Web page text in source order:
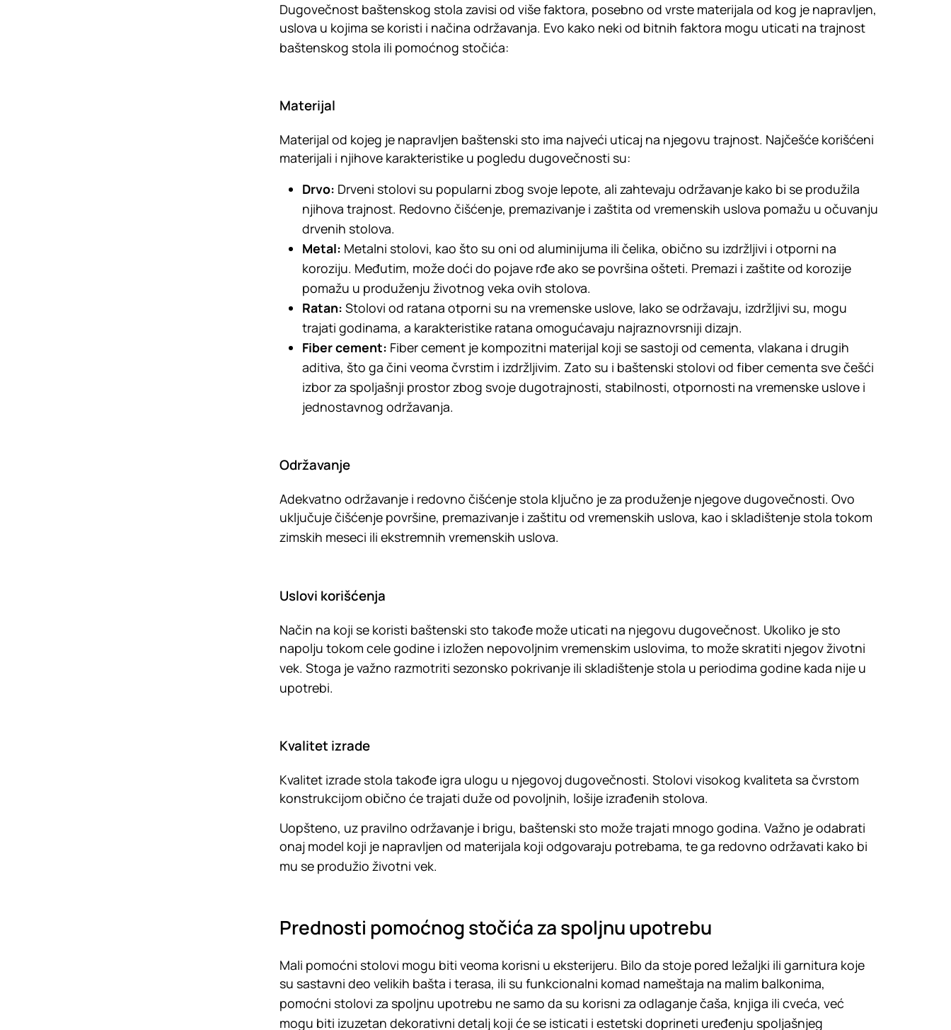
Dugovečnost baštenskog stola zavisi od više faktora, posebno od vrste materijala od kog je napravljen,
uslova u kojima se koristi i načina održavanja. Evo kako neki od bitnih faktora mogu uticati na trajnost
baštenskog stola ili pomoćnog stočića:
Materijal
Materijal od kojeg je napravljen baštenski sto ima najveći uticaj na njegovu trajnost. Najčešće korišćeni
materijali i njihove karakteristike u pogledu dugovečnosti su:
Drvo: Drveni stolovi su popularni zbog svoje lepote, ali zahtevaju održavanje kako bi se produžila
njihova trajnost. Redovno čišćenje, premazivanje i zaštita od vremenskih uslova pomažu u očuvanju
drvenih stolova.
Metal: Metalni stolovi, kao što su oni od aluminijuma ili čelika, obično su izdržljivi i otporni na
koroziju. Međutim, može doći do pojave rđe ako se površina ošteti. Premazi i zaštite od korozije
pomažu u produženju životnog veka ovih stolova.
Ratan: Stolovi od ratana otporni su na vremenske uslove, lako se održavaju, izdržljivi su, mogu
trajati godinama, a karakteristike ratana omogućavaju najraznovrsniji dizajn.
Fiber cement: Fiber cement je kompozitni materijal koji se sastoji od cementa, vlakana i drugih
aditiva, što ga čini veoma čvrstim i izdržljivim. Zato su i baštenski stolovi od fiber cementa sve češći
izbor za spoljašnji prostor zbog svoje dugotrajnosti, stabilnosti, otpornosti na vremenske uslove i
jednostavnog održavanja.
Održavanje
Adekvatno održavanje i redovno čišćenje stola ključno je za produženje njegove dugovečnosti. Ovo
uključuje čišćenje površine, premazivanje i zaštitu od vremenskih uslova, kao i skladištenje stola tokom
zimskih meseci ili ekstremnih vremenskih uslova.
Uslovi korišćenja
Način na koji se koristi baštenski sto takođe može uticati na njegovu dugovečnost. Ukoliko je sto
napolju tokom cele godine i izložen nepovoljnim vremenskim uslovima, to može skratiti njegov životni
vek. Stoga je važno razmotriti sezonsko pokrivanje ili skladištenje stola u periodima godine kada nije u
upotrebi.
Kvalitet izrade
Kvalitet izrade stola takođe igra ulogu u njegovoj dugovečnosti. Stolovi visokog kvaliteta sa čvrstom
konstrukcijom obično će trajati duže od povoljnih, lošije izrađenih stolova.
Uopšteno, uz pravilno održavanje i brigu, baštenski sto može trajati mnogo godina. Važno je odabrati
onaj model koji je napravljen od materijala koji odgovaraju potrebama, te ga redovno održavati kako bi
mu se produžio životni vek.
Prednosti pomoćnog stočića za spoljnu upotrebu
Mali pomoćni stolovi mogu biti veoma korisni u eksterijeru. Bilo da stoje pored ležaljki ili garnitura koje
su sastavni deo velikih bašta i terasa, ili su funkcionalni komad nameštaja na malim balkonima,
pomoćni stolovi za spoljnu upotrebu ne samo da su korisni za odlaganje čaša, knjiga ili cveća, već
mogu biti izuzetan dekorativni detalj koji će se isticati i estetski doprineti uređenju spoljašnjeg